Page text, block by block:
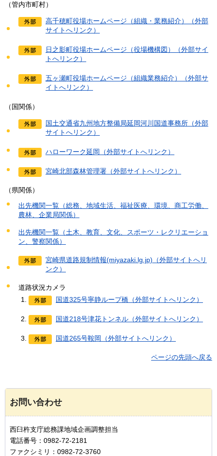
（管内市町村）
高千穂町役場ホームページ（組織・業務紹介）（外部
サイトへリンク）
日之影町役場ホームページ（役場機構図）（外部サイ
トへリンク）
五ヶ瀬町役場ホームページ（組織業務紹介）（外部サ
イトへリンク）
（国関係）
国土交通省九州地方整備局延岡河川国道事務所（外部
サイトへリンク）
ハローワーク延岡（外部サイトへリンク）
宮崎北部森林管理署（外部サイトへリンク）
（県関係）
出先機関一覧（総務、地域生活、福祉医療、環境、商工労働、
農林、企業局関係）
出先機関一覧（土木、教育、文化、スポーツ・レクリエーショ
ン、警察関係）
宮崎県道路規制情報(miyazaki.lg.jp)（外部サイトへリ
ンク）
道路状況カメラ
国道325号寧静ループ橋（外部サイトへリンク）
国道218号津花トンネル（外部サイトへリンク）
国道265号鞍岡（外部サイトへリンク）
ページの先頭へ戻る
お問い合わせ
西臼杵支庁総務課地域企画調整担当
電話番号：0982-72-2181
ファクシミリ：0982-72-3760